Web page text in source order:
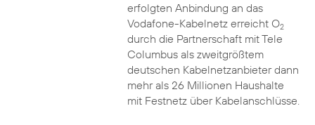
erfolgten Anbindung an das
Vodafone-Kabelnetz erreicht O2
durch die Partnerschaft mit Tele
Columbus als zweitgrößtem
deutschen Kabelnetzanbieter dann
mehr als 26 Millionen Haushalte
mit Festnetz über Kabelanschlüsse.